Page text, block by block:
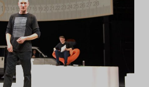
Blog
Blog